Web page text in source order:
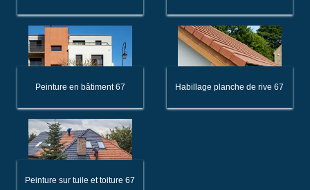
Peinture en bâtiment 67 Habillage planche de rive 67
Peinture sur tuile et toiture 67